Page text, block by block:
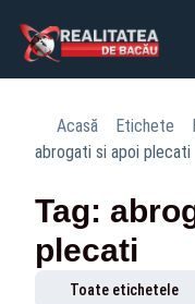
Acasă Etichete
abrogati si apoi plecati
Tag:
plecati
Toate etichetele